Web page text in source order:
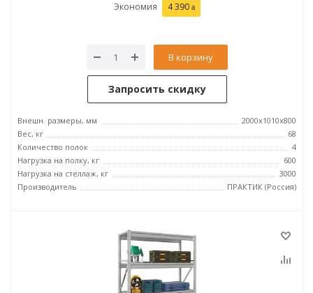
Экономия 4 390
В корзину
Запросить скидку
Внешн. размеры, мм
2000x1010x800
Вес, кг
68
Количество полок
4
Нагрузка на полку, кг
600
Нагрузка на стеллаж, кг
3000
Производитель
ПРАКТИК (Россия)